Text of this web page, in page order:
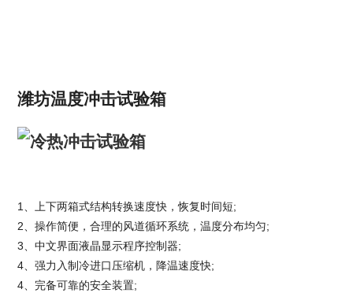
潍坊温度冲击试验箱
1、上下两箱式结构转换速度快，恢复时间短;
2、操作简便，合理的风道循环系统，温度分布均匀;
3、中文界面液晶显示程序控制器;
4、强力入制冷进口压缩机，降温速度快;
4、完备可靠的安全装置;